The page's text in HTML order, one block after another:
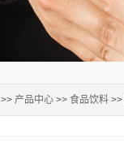
>> 产品中心 >> 食品饮料 >>